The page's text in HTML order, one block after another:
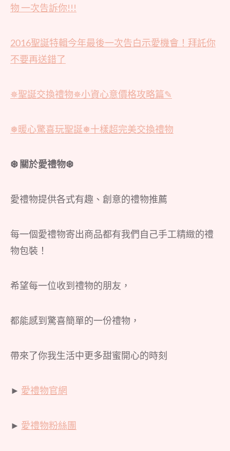
物 一次告訴你!!!
2016聖誕特輯今年最後一次告白示愛機會！拜託你
不要再送錯了
✵聖誕交換禮物✵小資心意價格攻略篇✎
❅暖心驚喜玩聖誕❅十樣超完美交換禮物
❆ 關於愛禮物❆
愛禮物提供各式有趣、創意的禮物推薦
每一個愛禮物寄出商品都有我們自己手工精緻的禮
物包裝！
希望每一位收到禮物的朋友，
都能感到驚喜簡單的一份禮物，
帶來了你我生活中更多甜蜜開心的時刻
► 愛禮物官網
► 愛禮物粉絲團